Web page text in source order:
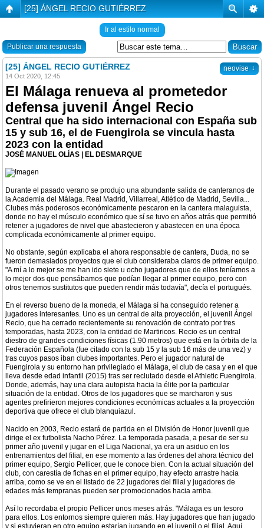
[25] ÁNGEL RECIO GUTIÉRREZ
Ir al estilo normal
Publicar una respuesta
neovise ↓
[25] ÁNGEL RECIO GUTIÉRREZ
14 Oct 2020, 12:45
El Málaga renueva al prometedor
defensa juvenil Ángel Recio
Central que ha sido internacional con España sub
15 y sub 16, el de Fuengirola se vincula hasta
2023 con la entidad
JOSÉ MANUEL OLÍAS | EL DESMARQUE
Durante el pasado verano se produjo una abundante salida de canteranos de
la Academia del Málaga. Real Madrid, Villarreal, Atlético de Madrid, Sevilla...
Clubes más poderosos económicamente pescaron en la cantera malaguista,
donde no hay el músculo económico que sí se tuvo en años atrás que permitió
retener a jugadores de nivel que abastecieron y abastecen en una época
complicada económicamente al primer equipo.
No obstante, según explicaba el ahora responsable de cantera, Duda, no se
fueron demasiados proyectos que el club consideraba claros de primer equipo.
"A mí a lo mejor se me han ido siete u ocho jugadores que de ellos teníamos a
lo mejor dos que pensábamos que podían llegar al primer equipo, pero con
otros tenemos sustitutos que pueden rendir más todavía", decía el portugués.
En el reverso bueno de la moneda, el Málaga sí ha conseguido retener a
jugadores interesantes. Uno es un central de alta proyección, el juvenil Ángel
Recio, que ha cerrado recientemente su renovación de contrato por tres
temporadas, hasta 2023, con la entidad de Martiricos. Recio es un central
diestro de grandes condiciones físicas (1.90 metros) que está en la órbita de la
Federación Española (fue citado con la sub 15 y la sub 16 más de una vez) y
tras cuyos pasos iban clubes importantes. Pero el jugador natural de
Fuengirola y su entorno han privilegiado el Málaga, el club de casa y en el que
lleva desde edad infantil (2015) tras ser reclutado desde el Athletic Fuengirola.
Donde, además, hay una clara autopista hacia la élite por la particular
situación de la entidad. Otros de los jugadores que se marcharon y sus
agentes prefirieron mejores condiciones económicas actuales a la proyección
deportiva que ofrece el club blanquiazul.
Nacido en 2003, Recio estará de partida en el División de Honor juvenil que
dirige el ex futbolista Nacho Pérez. La temporada pasada, a pesar de ser su
primer año juvenil y jugar en el Liga Nacional, ya era un asiduo en los
entrenamientos del filial, en ese momento a las órdenes del ahora técnico del
primer equipo, Sergio Pellicer, que le conoce bien. Con la actual situación del
club, con carestía de fichas en el primer equipo, hay efecto arrastre hacia
arriba, como se ve en el listado de 22 jugadores del filial y jugadores de
edades más tempranas pueden ser promocionados hacia arriba.
Así lo recordaba el propio Pellicer unos meses atrás. "Málaga es un tesoro
para ellos. Los entornos siempre quieren más. Hay jugadores que han jugado
y si estuvieran en otro equipo estarían jugando en el juvenil o el filial. Aquí